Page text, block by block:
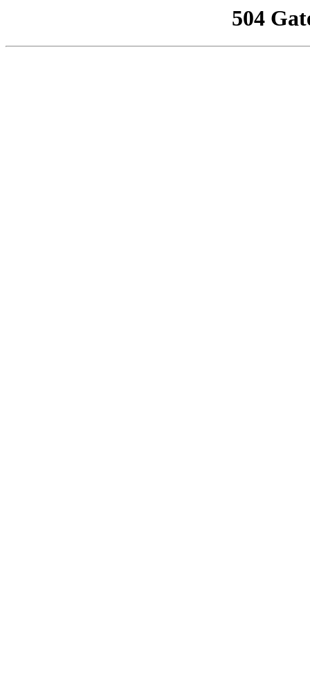
504